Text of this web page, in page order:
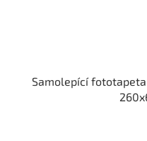
Samolepící